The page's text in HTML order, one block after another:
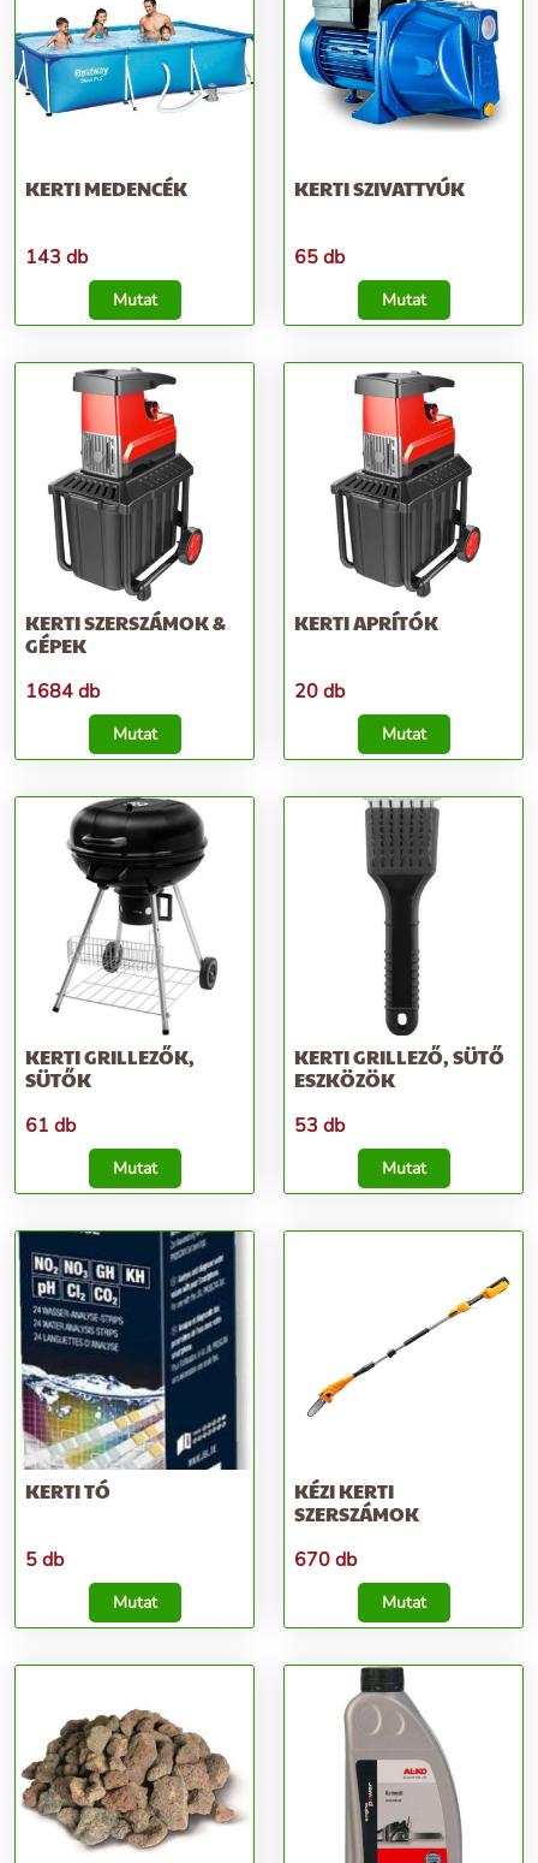
KERTI MEDENCÉK
143 db
Mutat
KERTI SZIVATTYÚK
65 db
Mutat
KERTI SZERSZÁMOK &
GÉPEK
1684 db
Mutat
KERTI APRÍTÓK
20 db
Mutat
KERTI GRILLEZŐK,
SÜTŐK
61 db
Mutat
KERTI GRILLEZŐ, SÜTŐ
ESZKÖZÖK
53 db
Mutat
KERTI TÓ
5 db
Mutat
KÉZI KERTI
SZERSZÁMOK
670 db
Mutat